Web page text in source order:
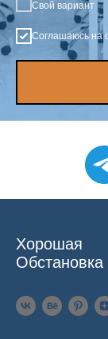
Свой вариант
Соглашаюсь на
Хорошая
Обстановка